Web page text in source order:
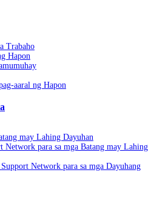
Trabaho
Hapon
aaral ng Hapon
may Lahing Dayuhan
Network para sa mga Batang may Lahing
Network para sa mga Dayuhang